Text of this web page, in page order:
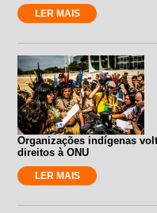
LER MAIS
Organizações indígenas
direitos à ONU
LER MAIS